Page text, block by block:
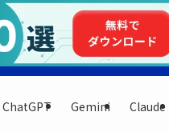
ChatGPT Gemini Claude